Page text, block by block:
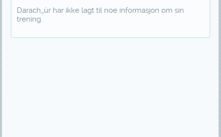
Darach_ùr har ikke lagt til noe informasjon om sin
trening.